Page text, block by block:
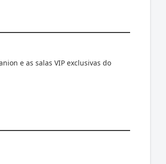
e as salas VIP exclusivas do